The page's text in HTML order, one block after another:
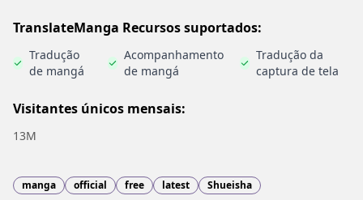
TranslateManga Recursos suportados:
Tradução
de mangá
Acompanhamento
de mangá
Tradução da
captura de tela
Visitantes únicos mensais:
13M
manga official free latest Shueisha